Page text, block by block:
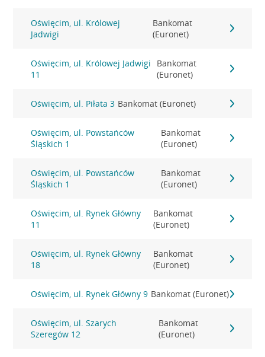
Oświęcim, ul. Królowej
Jadwigi
Bankomat
(Euronet)
Oświęcim, ul. Królowej Jadwigi
11
Bankomat
(Euronet)
Oświęcim, ul. Piłata 3 Bankomat (Euronet)
Oświęcim, ul. Powstańców
Śląskich 1
Bankomat
(Euronet)
Oświęcim, ul. Powstańców
Śląskich 1
Bankomat
(Euronet)
Oświęcim, ul. Rynek Główny
11
Bankomat
(Euronet)
Oświęcim, ul. Rynek Główny
18
Bankomat
(Euronet)
Oświęcim, ul. Rynek Główny 9 Bankomat (Euronet)
Oświęcim, ul. Szarych
Szeregów 12
Bankomat
(Euronet)